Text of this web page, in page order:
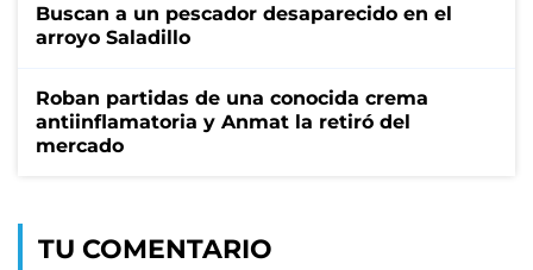
Buscan a un pescador desaparecido en el
arroyo Saladillo
Roban partidas de una conocida crema
antiinflamatoria y Anmat la retiró del
mercado
TU COMENTARIO